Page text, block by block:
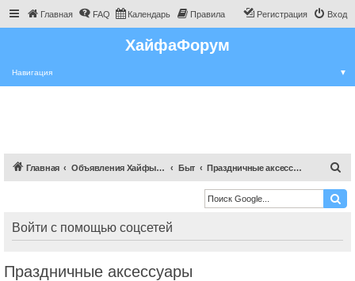
Главная FAQ Календарь Правила Вход
Регистрация
ХайфаФорум
Навигация ▼
Главная Объявления Хайфы и крайот Быт Праздничные аксессуары
и
к
Войти с помощью соцсетей
Праздничные аксессуары